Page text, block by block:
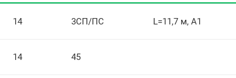
14 3СП/ПС L=11,7 м, А1
14 45